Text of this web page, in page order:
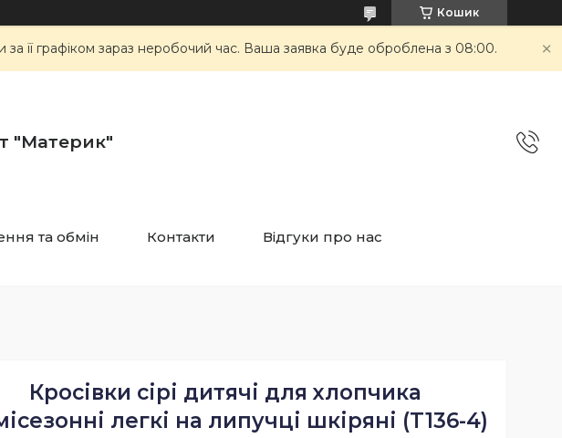
Кошик
її графіком зараз неробочий час. Ваша заявка буде оброблена з 08:00.
"Материк"
та обмін Контакти Відгуки про нас
Кросівки сірі дитячі для хлопчика
легкі на липучці шкіряні (T136-4)